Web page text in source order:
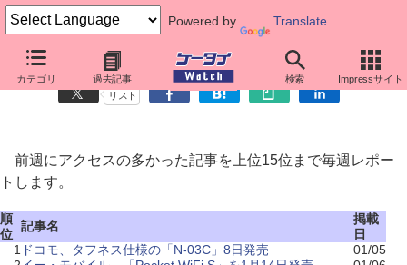
Powered by Translate
カテゴリ 過去記事 検索 Impressサイト
先週のニュースアクセス
リスト
前週にアクセスの多かった記事を上位15位まで毎週レポー
トします。
順
位
記事名
掲載
日
1 ドコモ、タフネス仕様の「N-03C」8日発売
01/05